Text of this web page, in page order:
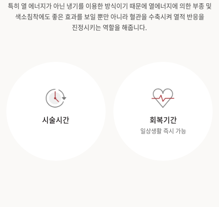
특히 열 에너지가 아닌 냉기를 이용한 방식이기 때문에 열에너지에 의한 부종 및
색소침착에도 좋은 효과를 보일 뿐만 아니라 혈관을 수축시켜 열적 반응을
진정시키는 역할을 해줍니다.
시술시간 회복기간
일상생활 즉시 가능